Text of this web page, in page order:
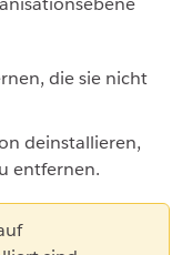
die sie nicht
deinstallieren,
entfernen.